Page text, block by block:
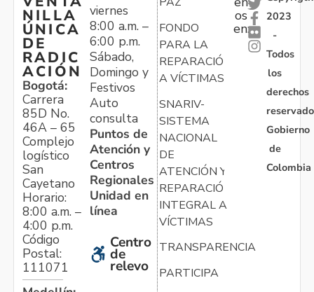
NILLA
ÚNICA
DE
RADIC
ACIÓN
Bogotá:
Carrera
85D No.
46A – 65
Complejo
logístico
San
Cayetano
Horario:
8:00 a.m. –
4:00 p.m.
Código
Postal:
111071
viernes
8:00 a.m. –
6:00 p.m.
Sábado,
Domingo y
Festivos
Auto
consulta
Puntos de
Atención y
Centros
Regionales
Unidad en
línea
Centro
de
relevo
FONDO
PARA LA
REPARACIÓN
A VÍCTIMAS
SNARIV-
SISTEMA
NACIONAL
DE
ATENCIÓN Y
REPARACIÓN
INTEGRAL A
VÍCTIMAS
TRANSPARENCIA
PARTICIPA
os
en:
2023
-
Todos
los
derechos
Gobierno
de
Colombia